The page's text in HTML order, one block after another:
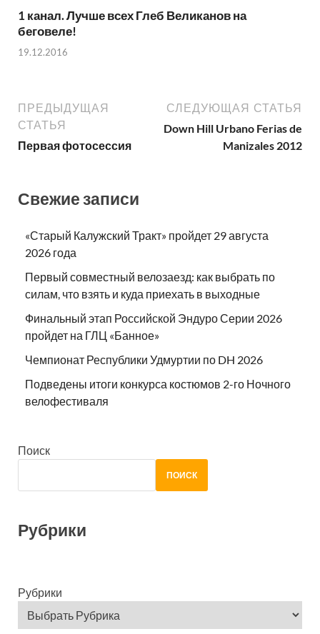
1 канал. Лучше всех Глеб Великанов на
беговеле!
19.12.2016
ПРЕДЫДУЩАЯ
СТАТЬЯ
Первая фотосессия
СЛЕДУЮЩАЯ СТАТЬЯ
Down Hill Urbano Ferias de
Manizales 2012
Свежие записи
«Старый Калужский Тракт» пройдет 29 августа
2026 года
Первый совместный велозаезд: как выбрать по
силам, что взять и куда приехать в выходные
Финальный этап Российской Эндуро Серии 2026
пройдет на ГЛЦ «Банное»
Чемпионат Республики Удмуртии по DH 2026
Подведены итоги конкурса костюмов 2-го Ночного
велофестиваля
Поиск
ПОИСК
Рубрики
Рубрики